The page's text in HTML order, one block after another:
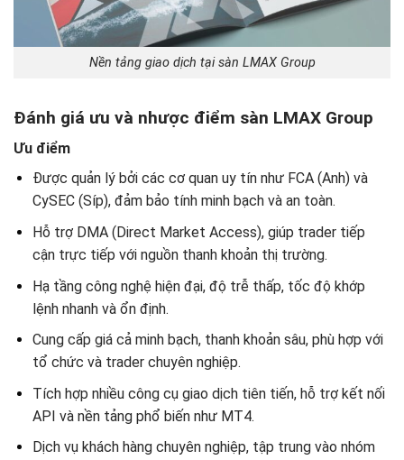
Nền tảng giao dịch tại sàn LMAX Group
Đánh giá ưu và nhược điểm sàn LMAX Group
Ưu điểm
Được quản lý bởi các cơ quan uy tín như FCA (Anh) và
CySEC (Síp), đảm bảo tính minh bạch và an toàn.
Hỗ trợ DMA (Direct Market Access), giúp trader tiếp
cận trực tiếp với nguồn thanh khoản thị trường.
Hạ tầng công nghệ hiện đại, độ trễ thấp, tốc độ khớp
lệnh nhanh và ổn định.
Cung cấp giá cả minh bạch, thanh khoản sâu, phù hợp với
tổ chức và trader chuyên nghiệp.
Tích hợp nhiều công cụ giao dịch tiên tiến, hỗ trợ kết nối
API và nền tảng phổ biến như MT4.
Dịch vụ khách hàng chuyên nghiệp, tập trung vào nhóm